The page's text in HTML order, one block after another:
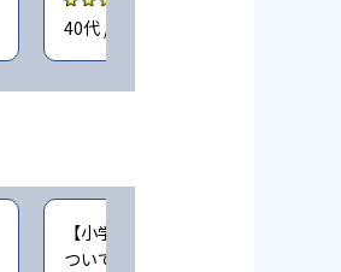
40代 / 大阪府 男性
【小学生時の通塾】集団授業なので
ついていけない子はそのままな感じ